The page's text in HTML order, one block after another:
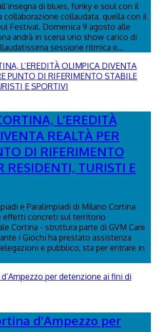
di blues, funky e soul con il
collaborazione collaudata, quella con il
Festival. Domenica 9 agosto alle
andrà in scena uno show carico di
sessione ritmica e...
L’EREDITÀ
REALTÀ PER
DI RIFERIMENTO
RESIDENTI, TURISTI E
e Paralimpiadi di Milano Cortina
effetti concreti sul territorio
Cortina - struttura parte di GVM Care
i Giochi ha prestato assistenza
e pubblico, sta per entrare in
d'Ampezzo per